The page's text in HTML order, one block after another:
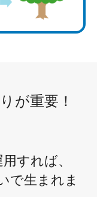
が重要！
すれば、
で生まれま